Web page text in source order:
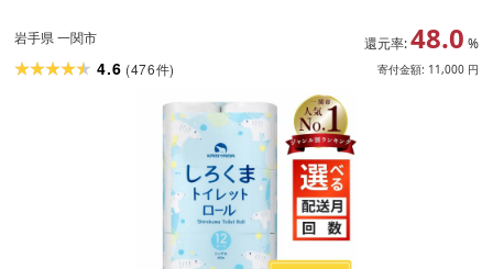
岩手県 一関市 還元率: 48.0 %
寄付金額: 11,000 円
4.6 (476件)